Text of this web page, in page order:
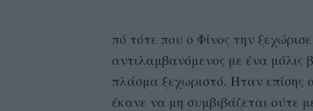
πό τότε που ο Φίνος την
αντιλαμβανόμενος με ένα μόλις
πλάσμα ξεχωριστό. Ηταν
έκανε να μη συμβιβάζεται ούτε